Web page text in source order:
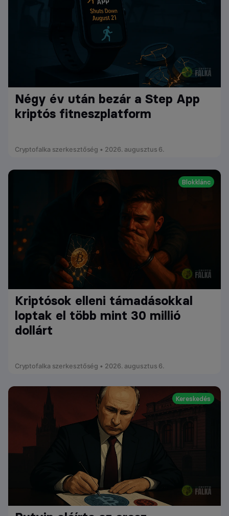
Négy év után bezár a Step App
kriptós fitneszplatform
Cryptofalka szerkesztőség • 2026. augusztus 6.
Blokklánc
Kriptósok elleni támadásokkal
loptak el több mint 30 millió
dollárt
Cryptofalka szerkesztőség • 2026. augusztus 6.
Kereskedés